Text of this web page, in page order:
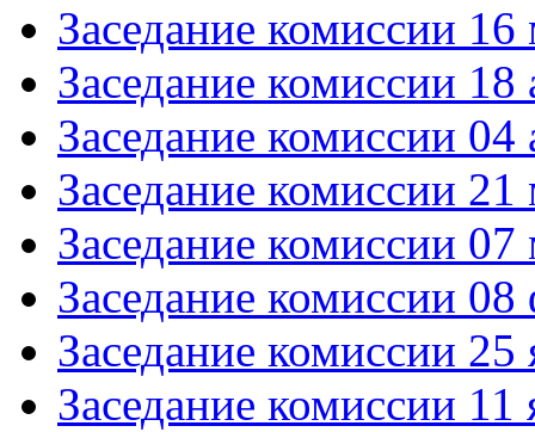
Заседание комиссии
Заседание комиссии 18
Заседание комиссии 04
Заседание комиссии 21
Заседание комиссии 07
Заседание комиссии
Заседание комиссии 25
Заседание комиссии 11